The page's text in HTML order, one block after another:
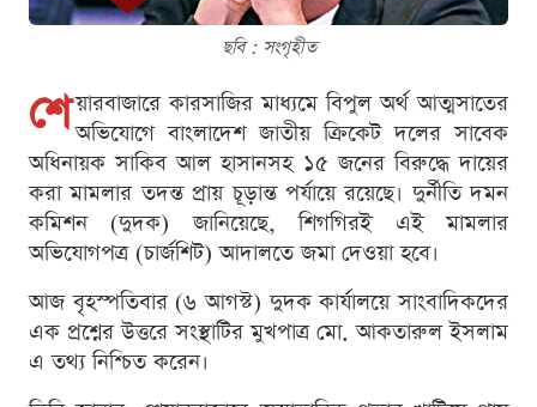
ছবি : সংগৃহীত
শে য়ারবাজারে কারসাজির মাধ্যমে বিপুল অর্থ আত্মসাতের
অভিযোগে বাংলাদেশ জাতীয় ক্রিকেট দলের সাবেক
অধিনায়ক সাকিব আল হাসানসহ ১৫ জনের বিরুদ্ধে দায়ের
করা মামলার তদন্ত প্রায় চূড়ান্ত পর্যায়ে রয়েছে। দুর্নীতি দমন
কমিশন (দুদক) জানিয়েছে, শিগগিরই এই মামলার
অভিযোগপত্র (চার্জশিট) আদালতে জমা দেওয়া হবে।
আজ বৃহস্পতিবার (৬ আগস্ট) দুদক কার্যালয়ে সাংবাদিকদের
এক প্রশ্নের উত্তরে সংস্থাটির মুখপাত্র মো. আকতারুল ইসলাম
এ তথ্য নিশ্চিত করেন।